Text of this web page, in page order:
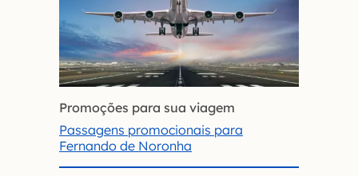
Promoções para sua viagem
Passagens promocionais para
Fernando de Noronha